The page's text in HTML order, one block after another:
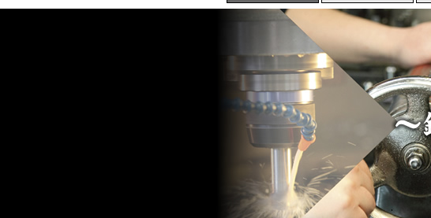
ミッション
会社概要
機械設備
沿革・受賞歴